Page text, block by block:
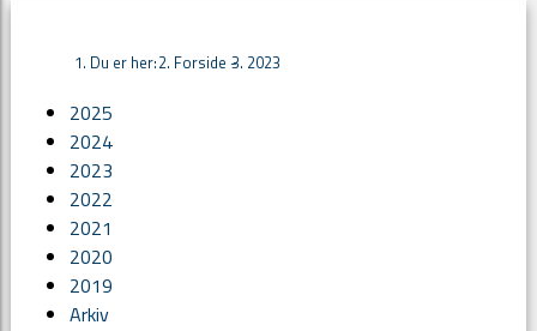
Du er her: Forside - 2023
2025
2024
2023
2022
2021
2020
2019
Arkiv